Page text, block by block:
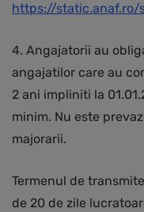
https://
4. Angajatorii au
angajatilor care au
2 ani impliniti la
minim. Nu este
majorarii.
Termenul de
de 20 de zile